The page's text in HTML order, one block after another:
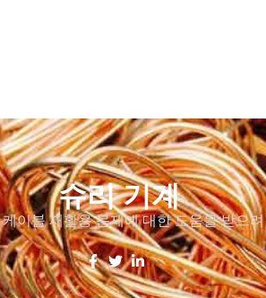
슈리 기계
이블 재활용 문제에 대한 도움을 받으